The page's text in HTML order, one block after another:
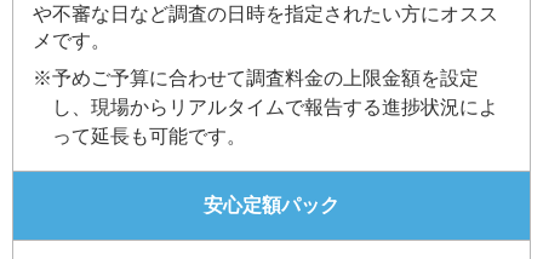
や不審な日など調査の日時を指定されたい方にオスス
メです。
※予めご予算に合わせて調査料金の上限金額を設定
し、現場からリアルタイムで報告する進捗状況によ
って延長も可能です。
安心定額パック